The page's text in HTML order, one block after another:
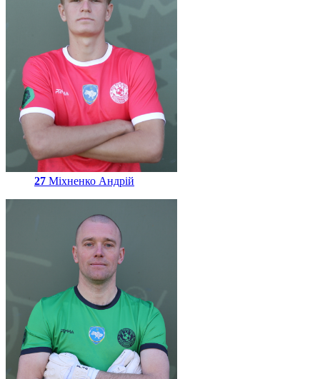
27 Міхненко Андрій